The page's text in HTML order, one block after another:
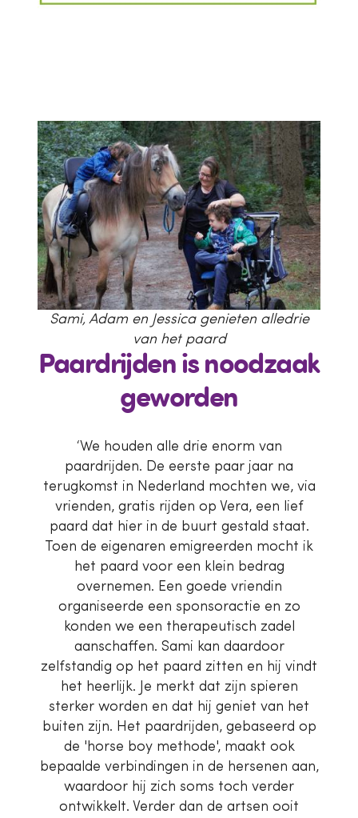
Sami, Adam en Jessica genieten alledrie
van het paard
Paardrijden is noodzaak
geworden
‘We houden alle drie enorm van
paardrijden. De eerste paar jaar na
terugkomst in Nederland mochten we, via
vrienden, gratis rijden op Vera, een lief
paard dat hier in de buurt gestald staat.
Toen de eigenaren emigreerden mocht ik
het paard voor een klein bedrag
overnemen. Een goede vriendin
organiseerde een sponsoractie en zo
konden we een therapeutisch zadel
aanschaffen. Sami kan daardoor
zelfstandig op het paard zitten en hij vindt
het heerlijk. Je merkt dat zijn spieren
sterker worden en dat hij geniet van het
buiten zijn. Het paardrijden, gebaseerd op
de 'horse boy methode', maakt ook
bepaalde verbindingen in de hersenen aan,
waardoor hij zich soms toch verder
ontwikkelt. Verder dan de artsen ooit